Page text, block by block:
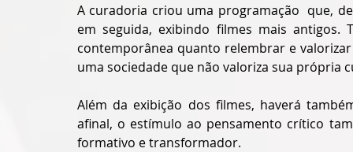
A curadoria criou uma programação  que,
em seguida, exibindo filmes mais
contemporânea quanto relembrar e
uma sociedade que não valoriza sua própria
Além da exibição dos filmes, haverá
afinal, o estímulo ao pensamento crítico
formativo e transformador.